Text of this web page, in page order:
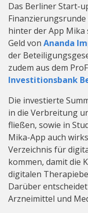
Das Berliner Start-
hinter der App
Geld von Ananda
der
zudem aus dem
Investitionsbank
Die investierte
in die Verbreitung
fließen, sowie in
Mika-App auch
Verzeichnis für
kommen, damit die
digitalen
Darüber
Arzneimittel und